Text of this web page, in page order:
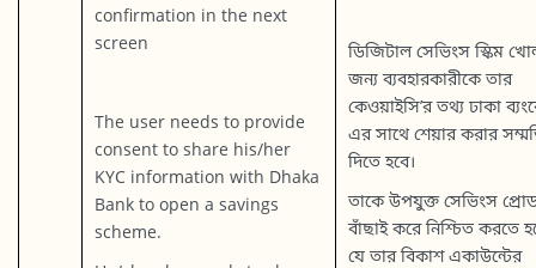
confirmation in the next
screen
The user needs to provide
consent to share his/her
KYC information with Dhaka
Bank to open a savings
scheme.
ডিজিটাল সেভিংস স্কিম
জন্য ব্যবহারকারীকে তার
কেওয়াইসি’র তথ্য ঢাকা
এর সাথে শেয়ার করার
দিতে হবে।
তাকে উপযুক্ত সেভিংস
বাঁছাই করে নিশ্চিত করতে
যে তার বিকাশ একাউন্টের